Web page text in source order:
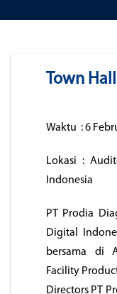
Town
Waktu : 6
Lokasi :
Indonesia
PT Prodia
Digital
bersama di
Facility
Directors PT